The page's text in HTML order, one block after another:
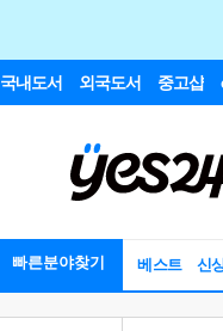
국내도서 외국도서 중고샵
빠른분야찾기 베스트 신